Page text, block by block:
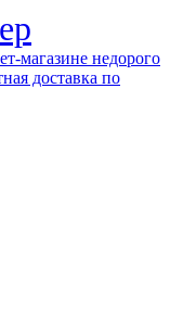
магазине недорого
доставка по